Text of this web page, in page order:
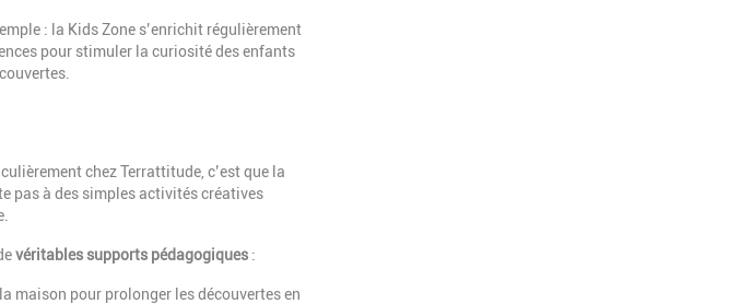
: la Kids Zone s’enrichit régulièrement
pour stimuler la curiosité des enfants
chez Terrattitude, c’est que la
pas à des simples activités créatives
véritables supports pédagogiques:
maison pour prolonger les découvertes en